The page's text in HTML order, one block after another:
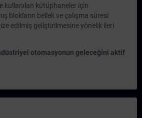
kullanılan kütüphaneler için
blokların bellek ve çalışma süresi
edilmiş geliştirilmesine yönelik ileri
otomasyonun geleceğini aktif